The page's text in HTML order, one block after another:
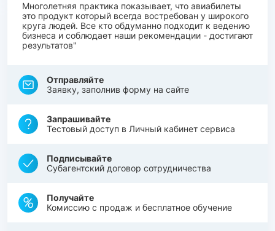
Многолетняя практика показывает, что авиабилеты
это продукт который всегда востребован у широкого
круга людей. Все кто обдуманно подходит к ведению
бизнеса и соблюдает наши рекомендации - достигают
результатов"
Отправляйте
Заявку, заполнив форму на сайте
Запрашивайте
Тестовый доступ в Личный кабинет сервиса
Подписывайте
Субагентский договор сотрудничества
Получайте
Комиссию с продаж и бесплатное обучение